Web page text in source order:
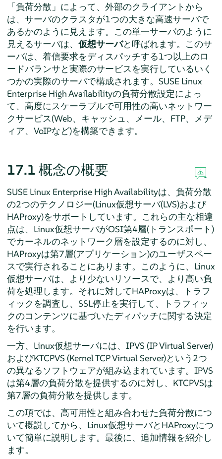
「負荷分散」によって、外部のクライアントから
は、サーバのクラスタが1つの大きな高速サーバで
あるかのように見えます。この単一サーバのように
見えるサーバは、仮想サーバと呼ばれます。このサ
ーバは、着信要求をディスパッチする1つ以上のロ
ードバランサと実際のサービスを実行しているいく
つかの実際のサーバで構成されます。SUSE Linux
Enterprise High Availabilityの負荷分散設定によっ
て、高度にスケーラブルで可用性の高いネットワー
クサービス(Web、キャッシュ、メール、FTP、メデ
ィア、VoIPなど)を構築できます。
17.1 概念の概要
SUSE Linux Enterprise High Availabilityは、負荷分散
の2つのテクノロジー(Linux仮想サーバ(LVS)および
HAProxy)をサポートしています。これらの主な相違
点は、Linux仮想サーバがOSI第4層(トランスポート)
でカーネルのネットワーク層を設定するのに対し、
HAProxyは第7層(アプリケーション)のユーザスペー
スで実行されることにあります。このように、Linux
仮想サーバは、より少ないリソースで、より高い負
荷を処理します。それに対してHAProxyは、トラフ
ィックを調査し、SSL停止を実行して、トラフィッ
クのコンテンツに基づいたディパッチに関する決定
を行います。
一方、Linux仮想サーバには、IPVS (IP Virtual Server)
およびKTCPVS (Kernel TCP Virtual Server)という2つ
の異なるソフトウェアが組み込まれています。IPVS
は第4層の負荷分散を提供するのに対し、KTCPVSは
第7層の負荷分散を提供します。
この項では、高可用性と組み合わせた負荷分散につ
いて概説してから、Linux仮想サーバとHAProxyにつ
いて簡単に説明します。最後に、追加情報を紹介し
ます。